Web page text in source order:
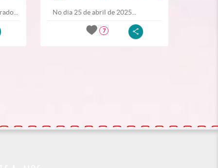
No dia 25 de abril de 2025...
7